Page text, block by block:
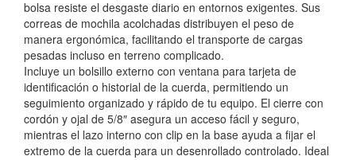
bolsa resiste el desgaste diario en entornos exigentes. Sus
correas de mochila acolchadas distribuyen el peso de
manera ergonómica, facilitando el transporte de cargas
pesadas incluso en terreno complicado.
Incluye un bolsillo externo con ventana para tarjeta de
identificación o historial de la cuerda, permitiendo un
seguimiento organizado y rápido de tu equipo. El cierre con
cordón y ojal de 5/8″ asegura un acceso fácil y seguro,
mientras el lazo interno con clip en la base ayuda a fijar el
extremo de la cuerda para un desenrollado controlado. Ideal